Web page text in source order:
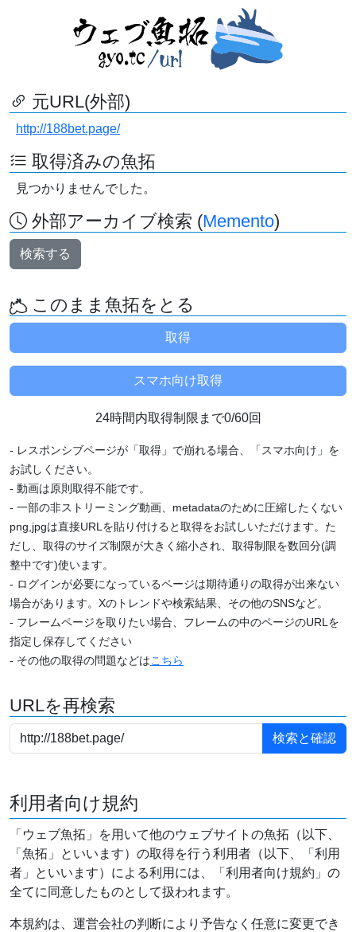
元URL(外部)
http://188bet.page/
取得済みの魚拓
見つかりませんでした。
外部アーカイブ検索 (Memento)
検索する
このまま魚拓をとる
24時間内取得制限まで0/60回
- レスポンシブページが「取得」で崩れる場合、「スマホ向け」を
お試しください。
- 動画は原則取得不能です。
- 一部の非ストリーミング動画、metadataのために圧縮したくない
png,jpgは直接URLを貼り付けると取得をお試しいただけます。た
だし、取得のサイズ制限が大きく縮小され、取得制限を数回分(調
整中です)使います。
- ログインが必要になっているページは期待通りの取得が出来ない
場合があります。Xのトレンドや検索結果、その他のSNSなど。
- フレームページを取りたい場合、フレームの中のページのURLを
指定し保存してください
- その他の取得の問題などはこちら
URLを再検索
利用者向け規約
「ウェブ魚拓」を用いて他のウェブサイトの魚拓（以下、
「魚拓」といいます）の取得を行う利用者（以下、「利用
者」といいます）による利用には、「利用者向け規約」の
全てに同意したものとして扱われます。
本規約は、運営会社の判断により予告なく任意に変更でき